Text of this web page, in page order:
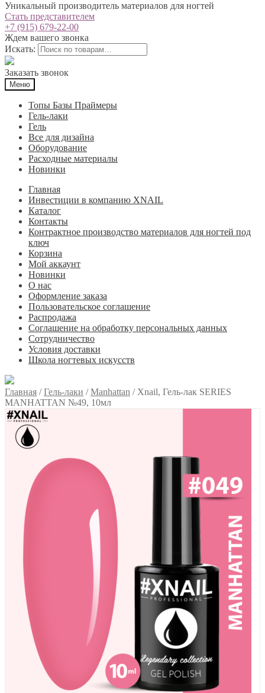
Уникальный производитель материалов для ногтей
Стать представителем
+7 (915) 679-22-00
Ждем вашего звонка
Искать:
Заказать звонок
Меню
Топы Базы Праймеры
Гель-лаки
Гель
Все для дизайна
Оборудование
Расходные материалы
Новинки
Главная
Инвестиции в компанию XNAIL
Каталог
Контакты
Контрактное производство материалов для ногтей под
ключ
Корзина
Мой аккаунт
Новинки
О нас
Оформление заказа
Пользовательское соглашение
Распродажа
Соглашение на обработку персональных данных
Сотрудничество
Условия доставки
Школа ногтевых искусств
Главная /Гель-лаки /Manhattan / Xnail, Гель-лак SERIES
MANHATTAN №49, 10мл